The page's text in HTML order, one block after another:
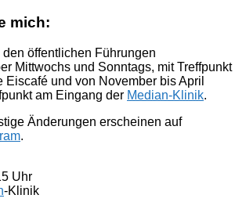
mich:
den öffentlichen Führungen
Mittwochs und Sonntags, mit Treffpunkt
Eiscafé und von November bis April
am Eingang der Median-Klinik.
Änderungen erscheinen auf
.
Uhr
-Klinik